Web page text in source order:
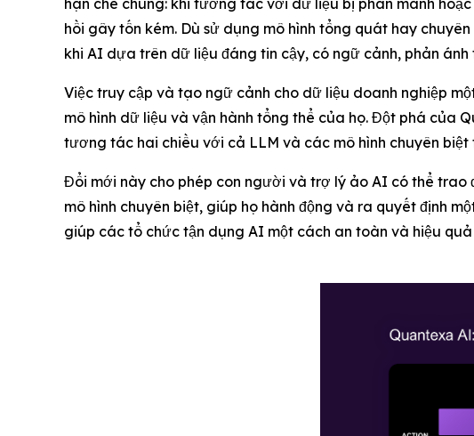
hạn chế chung: khi tương tác với dữ liệu bị phân mảnh
hồi gây tốn kém. Dù sử dụng mô hình tổng quát hay
khi AI dựa trên dữ liệu đáng tin cậy, có ngữ cảnh, phản
Việc truy cập và tạo ngữ cảnh cho dữ liệu doanh nghiệp
mô hình dữ liệu và vận hành tổng thể của họ. Đột phá của
tương tác hai chiều với cả LLM và các mô hình chuyên
Đổi mới này cho phép con người và trợ lý ảo AI có thể trao
mô hình chuyên biệt, giúp họ hành động và ra quyết định
giúp các tổ chức tận dụng AI một cách an toàn và hiệu